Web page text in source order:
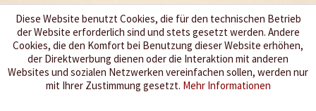
Wir würzen Ihr Leben
Menü
Diese Website benutzt Cookies, die für den technischen Betrieb
der Website erforderlich sind und stets gesetzt werden. Andere
Cookies, die den Komfort bei Benutzung dieser Website erhöhen,
der Direktwerbung dienen oder die Interaktion mit anderen
Websites und sozialen Netzwerken vereinfachen sollen, werden nur
mit Ihrer Zustimmung gesetzt. Mehr Informationen